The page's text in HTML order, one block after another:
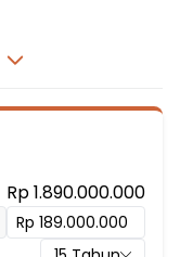
Rp 1.890.000.000